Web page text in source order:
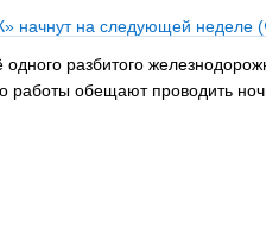
начнут на следующей
разбитого
работы обещают проводить